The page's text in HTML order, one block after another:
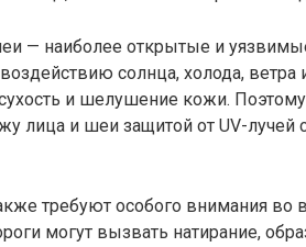
— наиболее открытые и
солнца, холода,
и шелушение кожи.
лица и шеи защитой от UV-
требуют особого внимания во
могут вызвать натирание,